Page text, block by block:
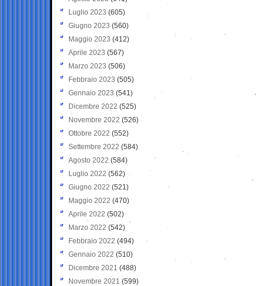
Luglio 2023 (605)
Giugno 2023 (560)
Maggio 2023 (412)
Aprile 2023 (567)
Marzo 2023 (506)
Febbraio 2023 (505)
Gennaio 2023 (541)
Dicembre 2022 (525)
Novembre 2022 (526)
Ottobre 2022 (552)
Settembre 2022 (584)
Agosto 2022 (584)
Luglio 2022 (562)
Giugno 2022 (521)
Maggio 2022 (470)
Aprile 2022 (502)
Marzo 2022 (542)
Febbraio 2022 (494)
Gennaio 2022 (510)
Dicembre 2021 (488)
Novembre 2021 (599)